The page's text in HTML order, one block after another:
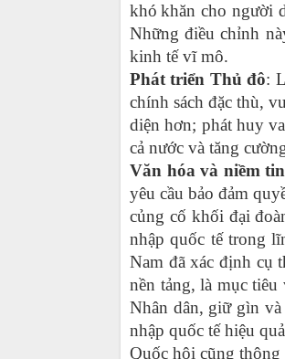
khó khăn cho người
Những điều chỉnh
kinh tế vĩ mô.
Phát triển Thủ đô:
chính sách đặc thù,
diện hơn; phát huy
cả nước và tăng
Văn hóa và niềm
yêu cầu bảo đảm
củng cố khối đại
nhập quốc tế trong
Nam đã xác định cụ
nền tảng, là mục
Nhân dân, giữ gìn và
nhập quốc tế hiệu
Quốc hội cũng thông